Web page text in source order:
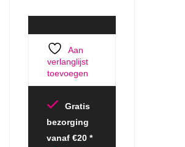
Aan
verlanglijst
toevoegen
Gratis
bezorging
vanaf €20 *